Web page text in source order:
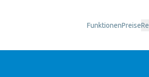
FunktionenPreise